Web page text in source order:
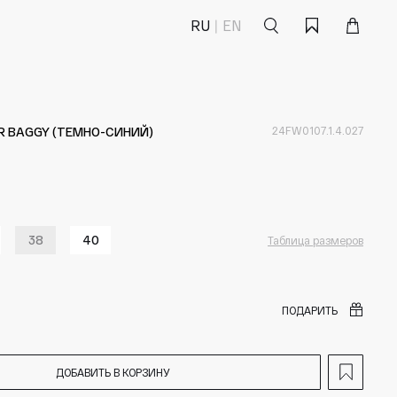
RU EN Поиск ИзбранноеКорзина
BAGGY (ТЕМНО-СИНИЙ) 24FW0107.1.4.027
38 40 Таблица размеров
ПОДАРИТЬ
ДОБАВИТЬ В КОРЗИНУ